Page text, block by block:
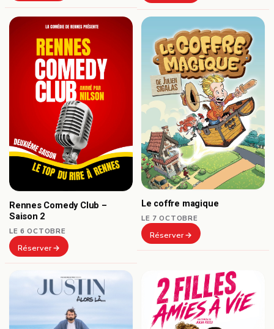
Rennes Comedy Club –
Saison 2
LE 6 OCTOBRE
Réserver
Le coffre magique
LE 7 OCTOBRE
Réserver